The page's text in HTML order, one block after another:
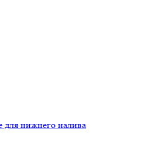
для нижнего налива